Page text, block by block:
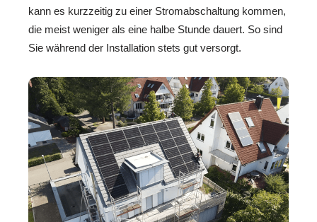
kann es kurzzeitig zu einer Stromabschaltung kommen,
die meist weniger als eine halbe Stunde dauert. So sind
Sie während der Installation stets gut versorgt.